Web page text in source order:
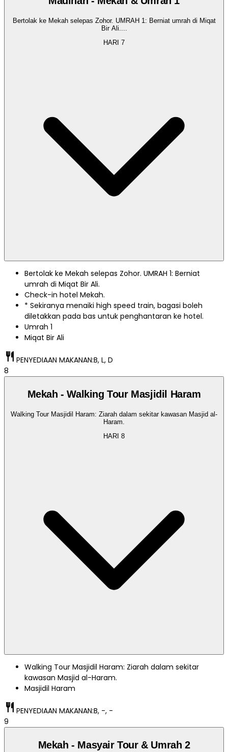
Bertolak ke Mekah selepas Zohor. UMRAH 1: Berniat umrah di Miqat
Bir Ali.
HARI 7
Bertolak ke Mekah selepas Zohor. UMRAH 1: Berniat
umrah di Miqat Bir Ali.
Check-in hotel Mekah.
* Sekiranya menaiki high speed train, bagasi boleh
diletakkan pada bas untuk penghantaran ke hotel.
Umrah 1
Miqat Bir Ali
restaurant PENYEDIAAN MAKANAN:B, L, D
8
Mekah - Walking Tour Masjidil Haram
Walking Tour Masjidil Haram: Ziarah dalam sekitar kawasan Masjid al-
Haram.
HARI 8
Walking Tour Masjidil Haram: Ziarah dalam sekitar
kawasan Masjid al-Haram.
Masjidil Haram
restaurant PENYEDIAAN MAKANAN:B, -, -
9
Mekah - Masyair Tour & Umrah 2